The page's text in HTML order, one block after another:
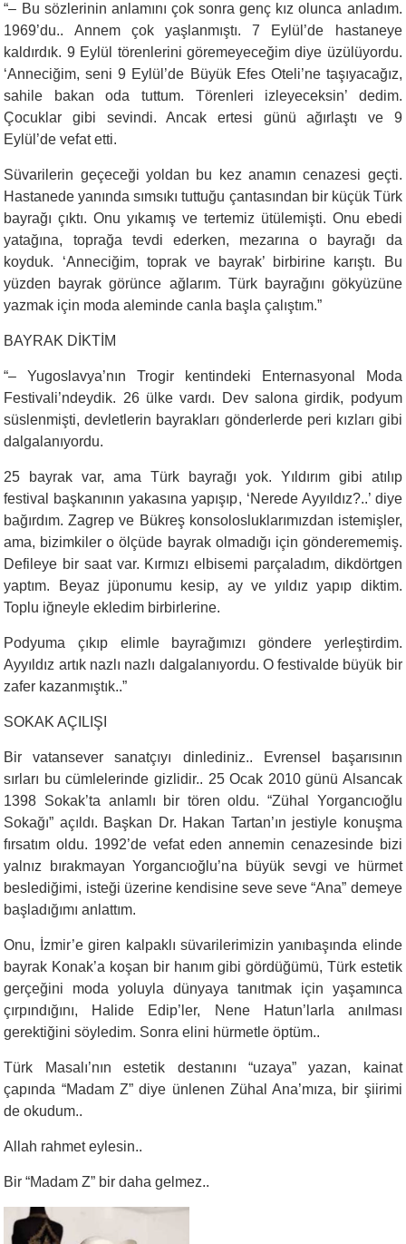
“– Bu sözlerinin anlamını çok sonra genç kız olunca anladım.
1969’du.. Annem çok yaşlanmıştı. 7 Eylül’de hastaneye
kaldırdık. 9 Eylül törenlerini göremeyeceğim diye üzülüyordu.
‘Anneciğim, seni 9 Eylül’de Büyük Efes Oteli’ne taşıyacağız,
sahile bakan oda tuttum. Törenleri izleyeceksin’ dedim.
Çocuklar gibi sevindi. Ancak ertesi günü ağırlaştı ve 9
Eylül’de vefat etti.
Süvarilerin geçeceği yoldan bu kez anamın cenazesi geçti.
Hastanede yanında sımsıkı tuttuğu çantasından bir küçük Türk
bayrağı çıktı. Onu yıkamış ve tertemiz ütülemişti. Onu ebedi
yatağına, toprağa tevdi ederken, mezarına o bayrağı da
koyduk. ‘Anneciğim, toprak ve bayrak’ birbirine karıştı. Bu
yüzden bayrak görünce ağlarım. Türk bayrağını gökyüzüne
yazmak için moda aleminde canla başla çalıştım.”
BAYRAK DİKTİM
“– Yugoslavya’nın Trogir kentindeki Enternasyonal Moda
Festivali’ndeydik. 26 ülke vardı. Dev salona girdik, podyum
süslenmişti, devletlerin bayrakları gönderlerde peri kızları gibi
dalgalanıyordu.
25 bayrak var, ama Türk bayrağı yok. Yıldırım gibi atılıp
festival başkanının yakasına yapışıp, ‘Nerede Ayyıldız?..’ diye
bağırdım. Zagrep ve Bükreş konsolosluklarımızdan istemişler,
ama, bizimkiler o ölçüde bayrak olmadığı için gönderememiş.
Defileye bir saat var. Kırmızı elbisemi parçaladım, dikdörtgen
yaptım. Beyaz jüponumu kesip, ay ve yıldız yapıp diktim.
Toplu iğneyle ekledim birbirlerine.
Podyuma çıkıp elimle bayrağımızı göndere yerleştirdim.
Ayyıldız artık nazlı nazlı dalgalanıyordu. O festivalde büyük bir
zafer kazanmıştık..”
SOKAK AÇILIŞI
Bir vatansever sanatçıyı dinlediniz.. Evrensel başarısının
sırları bu cümlelerinde gizlidir.. 25 Ocak 2010 günü Alsancak
1398 Sokak’ta anlamlı bir tören oldu. “Zühal Yorgancıoğlu
Sokağı” açıldı. Başkan Dr. Hakan Tartan’ın jestiyle konuşma
fırsatım oldu. 1992’de vefat eden annemin cenazesinde bizi
yalnız bırakmayan Yorgancıoğlu’na büyük sevgi ve hürmet
beslediğimi, isteği üzerine kendisine seve seve “Ana” demeye
başladığımı anlattım.
Onu, İzmir’e giren kalpaklı süvarilerimizin yanıbaşında elinde
bayrak Konak’a koşan bir hanım gibi gördüğümü, Türk estetik
gerçeğini moda yoluyla dünyaya tanıtmak için yaşamınca
çırpındığını, Halide Edip’ler, Nene Hatun’larla anılması
gerektiğini söyledim. Sonra elini hürmetle öptüm..
Türk Masalı’nın estetik destanını “uzaya” yazan, kainat
çapında “Madam Z” diye ünlenen Zühal Ana’mıza, bir şiirimi
de okudum..
Allah rahmet eylesin..
Bir “Madam Z” bir daha gelmez..